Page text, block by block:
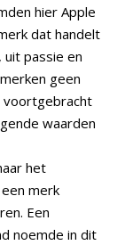
hier Apple
dat handelt
passie en
geen
voortgebracht
waarden
het
merk
Een
noemde in dit